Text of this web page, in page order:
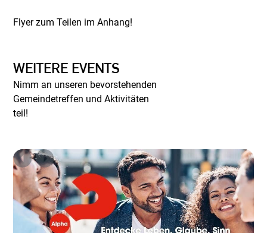
Flyer zum Teilen im Anhang!
WEITERE EVENTS
Nimm an unseren bevorstehenden
Gemeindetreffen und Aktivitäten
teil!